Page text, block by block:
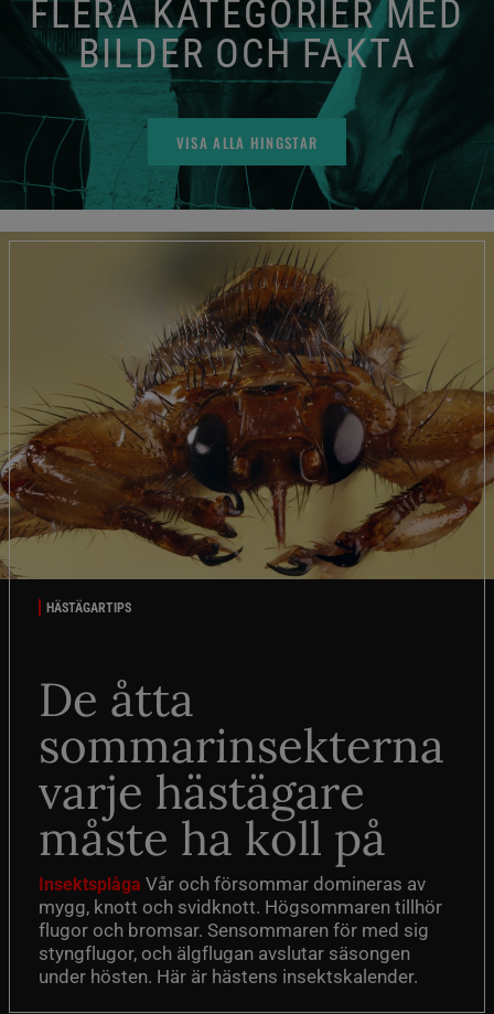
FLERA KATEGORIER MED
BILDER OCH FAKTA
VISA ALLA HINGSTAR
HÄSTÄGARTIPS
De åtta
sommarinsekterna
varje hästägare
måste ha koll på
Insektsplåga Vår och försommar domineras av
mygg, knott och svidknott. Högsommaren tillhör
flugor och bromsar. Sensommaren för med sig
styngflugor, och älgflugan avslutar säsongen
under hösten. Här är hästens insektskalender.